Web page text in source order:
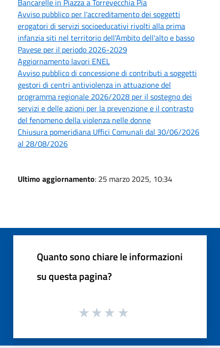
Avviso pubblico per l'accreditamento dei soggetti
erogatori di servizi socioeducativi rivolti alla prima
infanzia siti nel territorio dell'Ambito dell'alto e basso
Pavese per il periodo 2026-2029
Aggiornamento lavori ENEL
Avviso pubblico di concessione di contributi a soggetti
gestori di centri antiviolenza in attuazione del
programma regionale 2026/2028 per il sostegno dei
servizi e delle azioni per la prevenzione e il contrasto
del fenomeno della violenza nelle donne
Chiusura pomeridiana Uffici Comunali dal 30/06/2026
al 28/08/2026
Ultimo aggiornamento: 25 marzo 2025, 10:34
Quanto sono chiare le informazioni
su questa pagina?